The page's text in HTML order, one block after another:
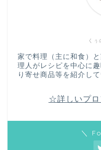
くぅ
家で料理（主に和食）
理人がレシピを中心に
り寄せ商品等を紹介し
☆詳しいプ
＼